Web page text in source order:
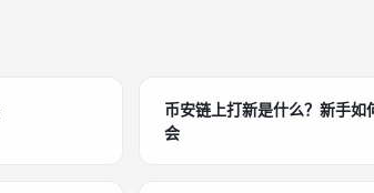
币安链上打新是什么？新手
会